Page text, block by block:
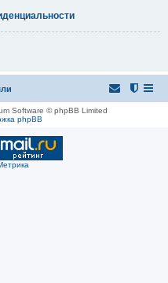
Software © phpBB Limited
phpBB